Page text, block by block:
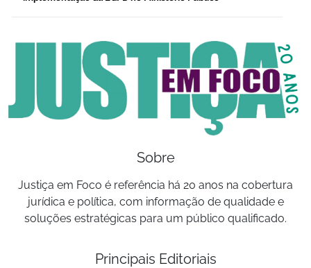
Sobre
Justiça em Foco é referência há 20 anos na cobertura
jurídica e política, com informação de qualidade e
soluções estratégicas para um público qualificado.
Principais Editoriais